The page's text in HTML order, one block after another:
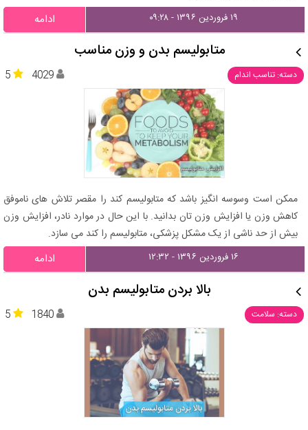
۱۹ فروردین ۱۳۹۶ - ۰۹:۲۸ ادامه
متابولیسم بدن و وزن مناسب
دسته: تناسب اندام 5 4029
ممکن است وسوسه انگیز باشد که متابولیسم کند را مقصر تلاش های ناموفق
کاهش وزن یا افزایش وزن تان بدانید. با این حال در موارد نادر، افزایش وزن
بیش از حد ناشی از یک مشکل پزشکی، متابولیسم را کند می سازد.
۱۶ فروردین ۱۳۹۶ - ۱۲:۳۲ ادامه
بالا بردن متابولیسم بدن
دسته: سلامت 5 1840